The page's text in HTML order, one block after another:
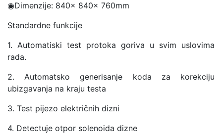
◉Dimenzije: 840x 840x 760mm
Standardne funkcije
1. Automatiski test protoka goriva u svim uslovima
rada.
2. Automatsko generisanje koda za korekciju
ubizgavanja na kraju testa
3. Test pijezo električnih dizni
4. Detectuje otpor solenoida dizne